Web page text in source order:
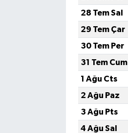
28 Tem Sal
29 Tem Çar
30 Tem Per
31 Tem Cum
1 Ağu Cts
2 Ağu Paz
3 Ağu Pts
4 Ağu Sal
Akhisar Emlak